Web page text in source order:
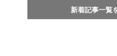
新着記事一覧